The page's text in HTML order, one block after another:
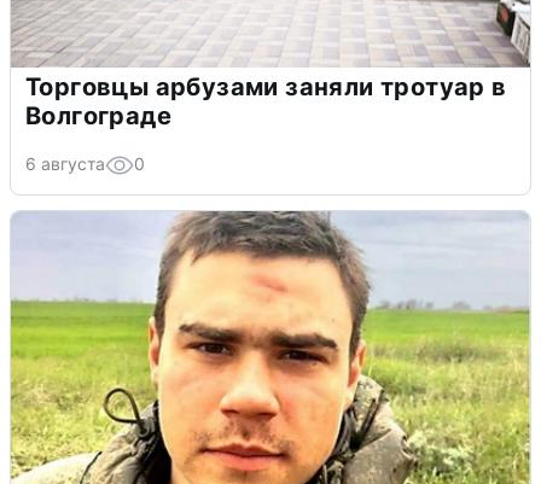
Торговцы арбузами заняли тротуар в
Волгограде
6 августа 0